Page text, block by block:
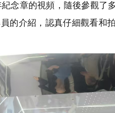
念章的視頻，隨後參觀了
的介紹，認真仔細觀看和